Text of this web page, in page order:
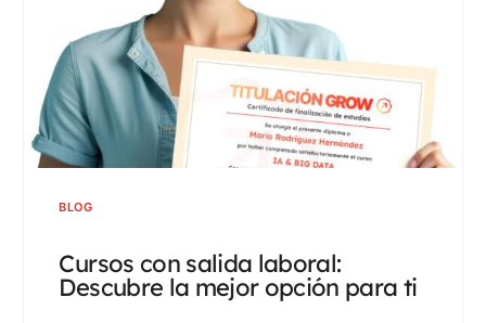
BLOG
Cursos con salida laboral:
Descubre la mejor opción para ti
0
2
6
2
4
7
9
1
3
5